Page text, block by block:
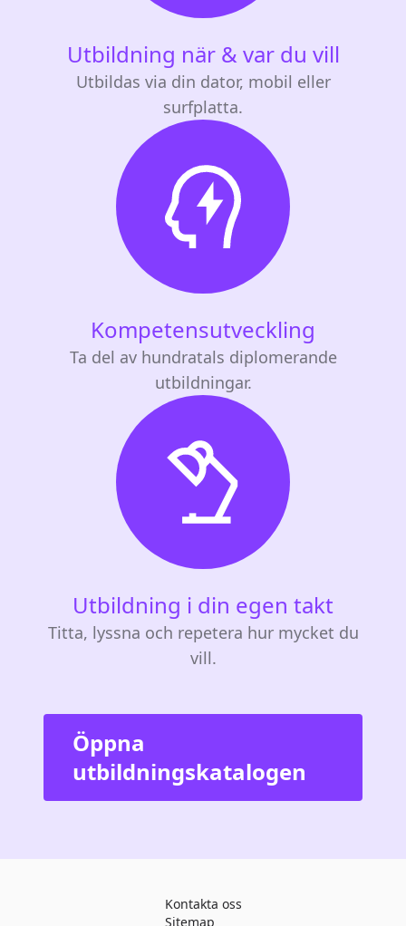
Utbildning när & var du vill
Utbildas via din dator, mobil eller
surfplatta.
Kompetensutveckling
Ta del av hundratals diplomerande
utbildningar.
Utbildning i din egen takt
Titta, lyssna och repetera hur mycket du
vill.
Öppna
utbildningskatalogen
Kontakta oss
Sitemap